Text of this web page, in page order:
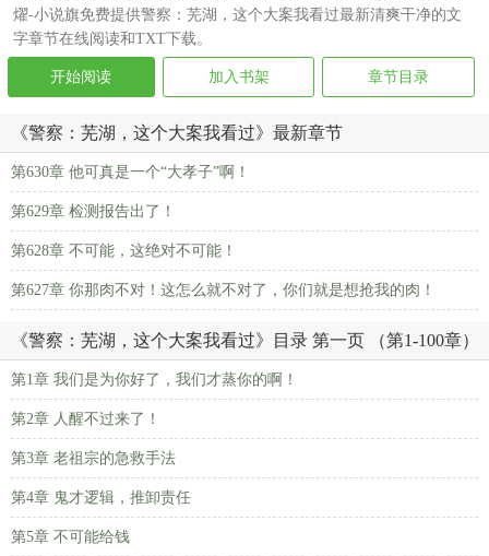
燿-小说旗免费提供警察：芜湖，这个大案我看过最新清爽干净的文
字章节在线阅读和TXT下载。
开始阅读 加入书架 章节目录
《警察：芜湖，这个大案我看过》最新章节
第630章 他可真是一个“大孝子”啊！
第629章 检测报告出了！
第628章 不可能，这绝对不可能！
第627章 你那肉不对！这怎么就不对了，你们就是想抢我的肉！
《警察：芜湖，这个大案我看过》目录 第一页 （第1-100章）
第1章 我们是为你好了，我们才蒸你的啊！
第2章 人醒不过来了！
第3章 老祖宗的急救手法
第4章 鬼才逻辑，推卸责任
第5章 不可能给钱